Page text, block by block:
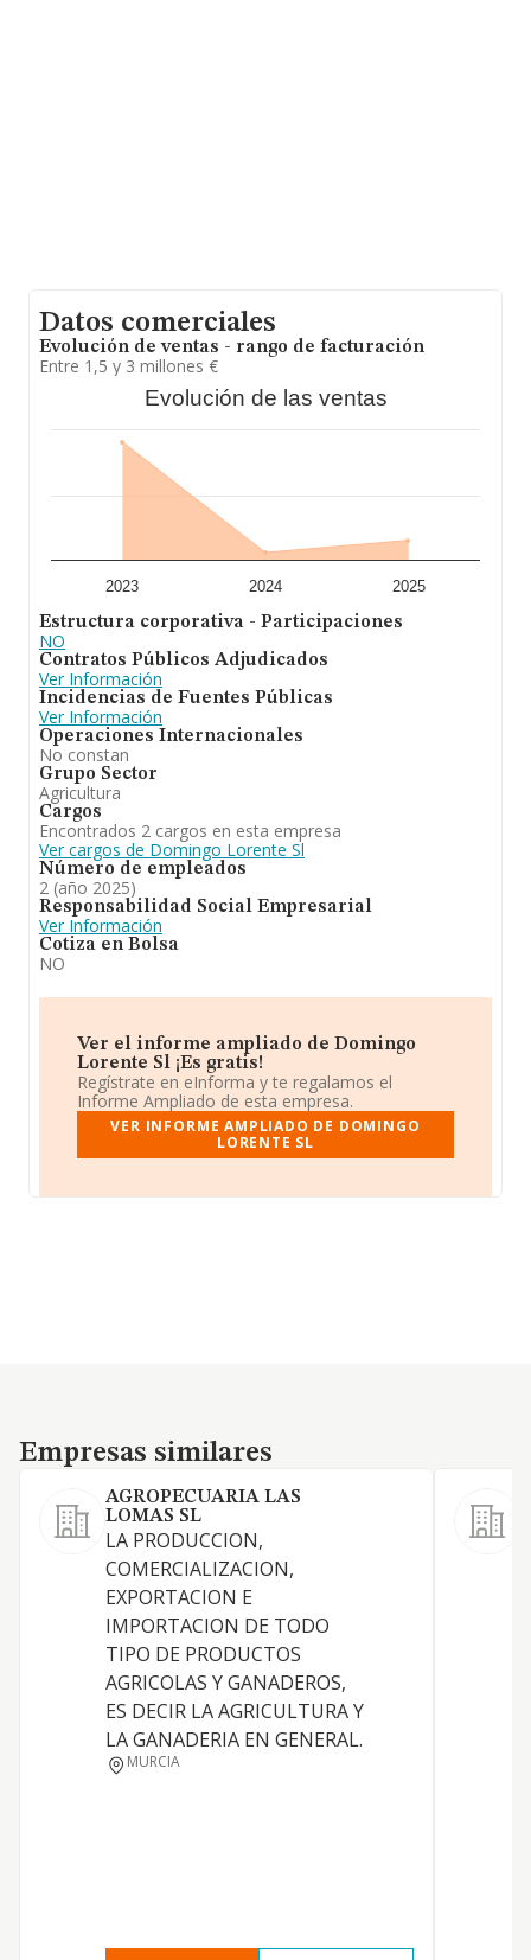
Datos comerciales
Evolución de ventas - rango de facturación
Entre 1,5 y 3 millones €
Evolución de las ventas
2023 2024 2025
Estructura corporativa - Participaciones
NO
Contratos Públicos Adjudicados
Ver Información
Incidencias de Fuentes Públicas
Ver Información
Operaciones Internacionales
No constan
Grupo Sector
Agricultura
Cargos
Encontrados 2 cargos en esta empresa
Ver cargos de Domingo Lorente Sl
Número de empleados
2 (año 2025)
Responsabilidad Social Empresarial
Ver Información
Cotiza en Bolsa
NO
Ver el informe ampliado de Domingo
Lorente Sl ¡Es gratis!
Regístrate en eInforma y te regalamos el
Informe Ampliado de esta empresa.
VER INFORME AMPLIADO DE DOMINGO
LORENTE SL
Empresas similares
Empresas similares
AGROPECUARIA LAS
LOMAS SL
LA PRODUCCION,
COMERCIALIZACION,
EXPORTACION E
IMPORTACION DE TODO
TIPO DE PRODUCTOS
AGRICOLAS Y GANADEROS,
ES DECIR LA AGRICULTURA Y
LA GANADERIA EN GENERAL.
MURCIA